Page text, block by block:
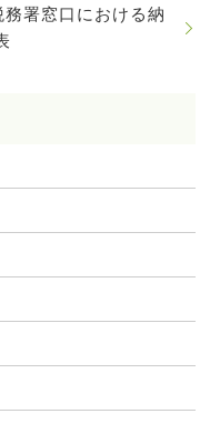
署窓口における納